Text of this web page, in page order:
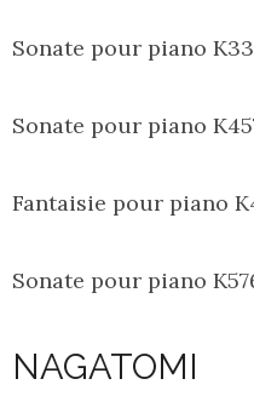
Sonate pour piano
Sonate pour piano
Fantaisie pour piano
Sonate pour piano
NAGATOMI